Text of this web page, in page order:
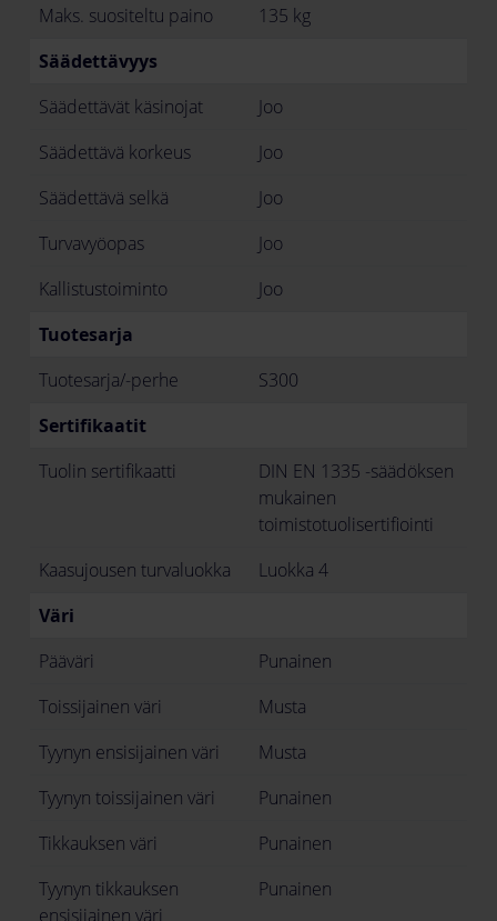
Maks. suositeltu paino
135 kg
Säädettävyys
Säädettävät käsinojat
Joo
Säädettävä korkeus
Joo
Säädettävä selkä
Joo
Turvavyöopas
Joo
Kallistustoiminto
Joo
Tuotesarja
Tuotesarja/-perhe
S300
Sertifikaatit
Tuolin sertifikaatti
DIN EN 1335 -säädöksen
mukainen
toimistotuolisertifiointi
Kaasujousen turvaluokka
Luokka 4
Väri
Pääväri
Punainen
Toissijainen väri
Musta
Tyynyn ensisijainen väri
Musta
Tyynyn toissijainen väri
Punainen
Tikkauksen väri
Punainen
Tyynyn tikkauksen
ensisijainen väri
Punainen